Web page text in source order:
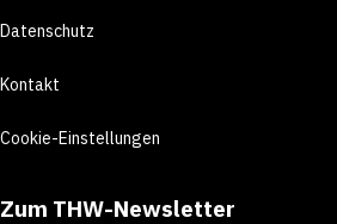
Datenschutz
Kontakt
Cookie-Einstellungen
Zum THW-Newsletter